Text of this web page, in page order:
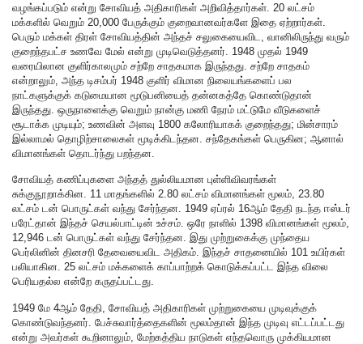
வழங்கப்படும் என்று சோவியத் அதிகாரிகள் அறிவித்தார்கள். 20 லட்சம்
மக்களில் வெறும் 20,000 பேருக்கும் குறைவானவர்களே இதை ஏற்றார்கள்.
பெரும் மக்கள் திரள் சோவியத்தின் அந்தச் சலுகையைவிட, வானிலிருந்து வரும்
குறைந்தபட்ச உணவே மேல் என்று முடிவெடுத்தனர். 1948 முதல் 1949
வரையிலான குளிர்காலமும் சற்றே சாதகமாக இருந்தது. சற்றே சாதகம்
என்றாலும், அந்த டிசம்பர் 1948 குளிர் விமான நிலையங்களைப் பல
நாட்களுக்குக் கடுமையான மூடுபனியைத் தன்னகத்தே கொண்டுதான்
இருந்தது. ஒருநாளைக்கு வெறும் நான்கு மணி நேரம் மட்டுமே வீடுகளைச்
சூடாக்க முடியும்; உணவின் அளவு 1800 கலோரியாகக் குறைந்தது; மின்சாரம்
இல்லாமல் தொழிற்சாலைகள் மூடிக்கிடந்தன. சந்தேகங்கள் பெருகின; ஆனால்
விமானங்கள் தொடர்ந்து பறந்தன.
சோவியத் கணிப்புகளை அந்தத் துல்லியமான புள்ளிவிவரங்கள்
சுக்குநூறாக்கின. 11 மாதங்களில் 2.80 லட்சம் விமானங்கள் மூலம், 23.80
லட்சம் டன் பொருட்கள் வந்து சேர்ந்தன. 1949 ஏப்ரல் 16ஆம் தேதி நடந்த ஈஸ்டர்
பரேட்தான் இந்தச் செயல்பாட்டின் உச்சம். ஒரே நாளில் 1398 விமானங்கள் மூலம்,
12,946 டன் பொருட்கள் வந்து சேர்ந்தன. இது முற்றுகைக்கு முந்தைய
பெர்லினின் தினசரி தேவையைவிட அதிகம். இந்தச் சாதனையில் 101 உயிர்கள்
பலியாகின. 25 லட்சம் மக்களைக் காப்பாற்றக் கொடுக்கப்பட்ட இந்த விலை
பெரியதல்ல என்றே கருதப்பட்டது.
1949 மே 4ஆம் தேதி, சோவியத் அதிகாரிகள் முற்றுகையை முடிவுக்குக்
கொண்டுவந்தனர். பேச்சுவார்த்தைகளின் மூலம்தான் இந்த முடிவு எட்டப்பட்டது
என்று அவர்கள் கூறினாலும், மேற்கத்திய நாடுகள் எந்தவொரு முக்கியமான